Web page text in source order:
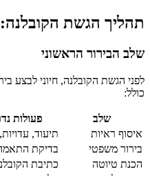
תהליך הגשת
שלב הבירור הראשוני
לפני הגשת הקובלנה, חיוני לבצע
כולל:
שלב פעולות
איסוף ראיות
תיעוד,
בירור משפטי
בדיקת
הכנת טיוטה
כתיבת